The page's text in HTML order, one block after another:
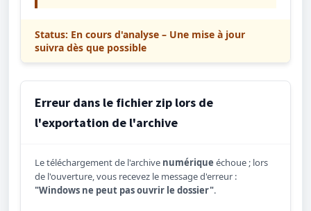
Status: En cours d'analyse – Une mise à jour
suivra dès que possible
Erreur dans le fichier zip lors de
l'exportation de l'archive
Le téléchargement de l'archive numérique échoue ; lors
de l'ouverture, vous recevez le message d'erreur :
"Windows ne peut pas ouvrir le dossier".